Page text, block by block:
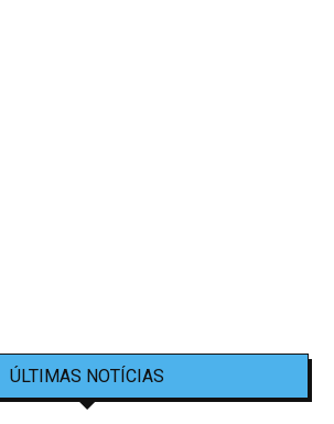
ÚLTIMAS NOTÍCIAS